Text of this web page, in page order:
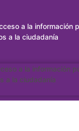
a la información
a la ciudadanía
a la información
a la ciudadanía